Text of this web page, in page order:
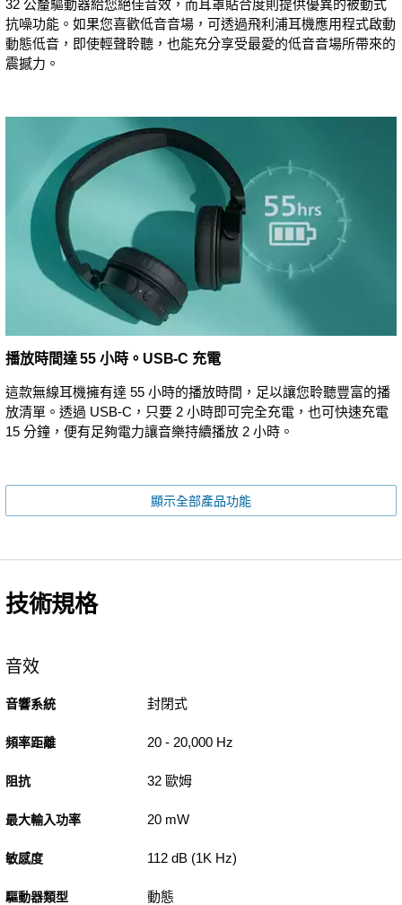
32 公釐驅動器給您絕佳音效，而耳罩貼合度則提供優異的被動式
抗噪功能。如果您喜歡低音音場，可透過飛利浦耳機應用程式啟動
動態低音，即使輕聲聆聽，也能充分享受最愛的低音音場所帶來的
震撼力。
播放時間達 55 小時。USB-C 充電
這款無線耳機擁有達 55 小時的播放時間，足以讓您聆聽豐富的播
放清單。透過 USB-C，只要 2 小時即可完全充電，也可快速充電
15 分鐘，便有足夠電力讓音樂持續播放 2 小時。
顯示全部產品功能
技術規格
音效
音響系統 封閉式
頻率距離 20 - 20,000 Hz
阻抗 32 歐姆
最大輸入功率 20 mW
敏感度 112 dB (1K Hz)
驅動器類型 動態